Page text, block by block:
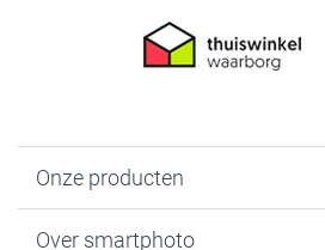
Onze producten
Over smartphoto